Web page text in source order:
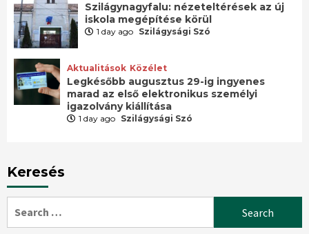
Szilágynagyfalu: nézeteltérések az új
iskola megépítése körül
1 day ago Szilágysági Szó
Aktualitások Közélet
Legkésőbb augusztus 29-ig ingyenes
marad az első elektronikus személyi
igazolvány kiállítása
1 day ago Szilágysági Szó
Keresés